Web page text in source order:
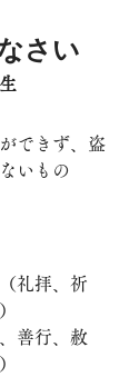
さい
できず、盗
いもの
礼拝、祈
善行、赦